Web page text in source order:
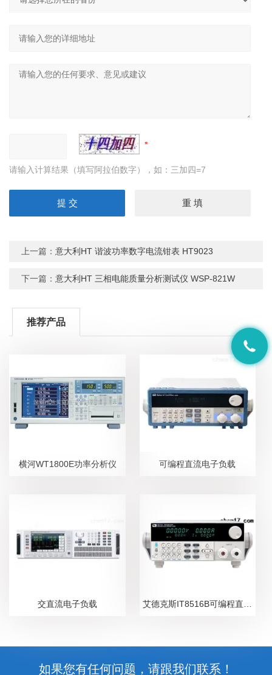
请输入计算结果（填写阿拉伯数字），如：三加四=7
上一篇：意大利HT 谐波功率数字电流钳表 HT9023
下一篇：意大利HT 三相电能质量分析测试仪 WSP-821W
推荐产品
横河WT1800E功率分析仪 可编程直流电子负载
交直流电子负载
如果您有任何问题，请跟我们联系！